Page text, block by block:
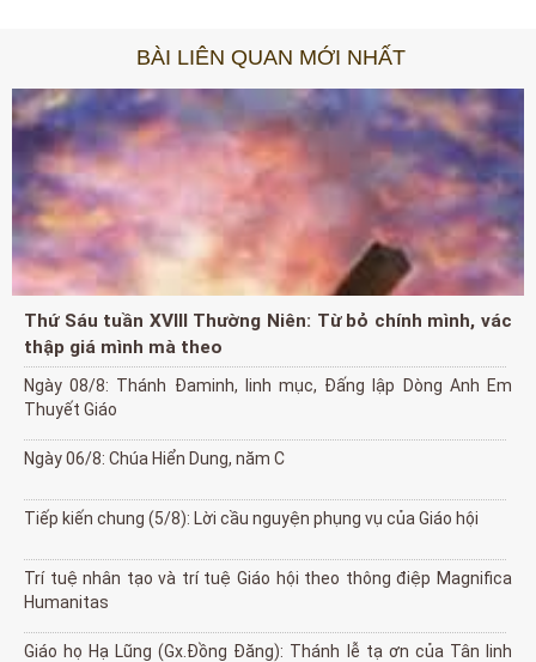
BÀI LIÊN QUAN MỚI NHẤT
Thứ Sáu tuần XVIII Thường Niên: Từ bỏ chính mình, vác
thập giá mình mà theo
Ngày 08/8: Thánh Đaminh, linh mục, Đấng lập Dòng Anh Em
Thuyết Giáo
Ngày 06/8: Chúa Hiển Dung, năm C
Tiếp kiến chung (5/8): Lời cầu nguyện phụng vụ của Giáo hội
Trí tuệ nhân tạo và trí tuệ Giáo hội theo thông điệp Magnifica
Humanitas
Giáo họ Hạ Lũng (Gx.Đồng Đăng): Thánh lễ tạ ơn của Tân linh